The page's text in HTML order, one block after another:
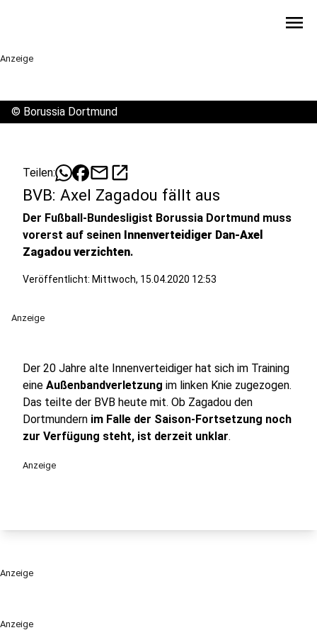
menu
Anzeige
Anzeige
© Borussia Dortmund
Teilen: mailopen_in_new
BVB: Axel Zagadou fällt aus
Der Fußball-Bundesligist Borussia Dortmund muss
vorerst auf seinen Innenverteidiger Dan-Axel
Zagadou verzichten.
Veröffentlicht: Mittwoch, 15.04.2020 12:53
Anzeige
Der 20 Jahre alte Innenverteidiger hat sich im Training
eine Außenbandverletzung im linken Knie zugezogen.
Das teilte der BVB heute mit. Ob Zagadou den
Dortmundern im Falle der Saison-Fortsetzung noch
zur Verfügung steht, ist derzeit unklar.
Anzeige
Anzeige